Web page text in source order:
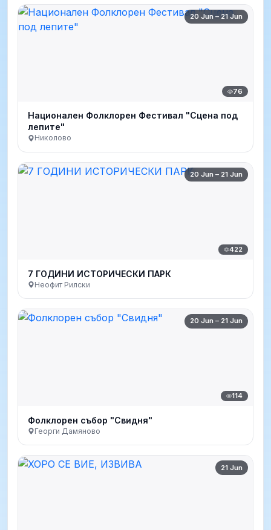
20 Jun – 21 Jun
76
Национален Фолклорен Фестивал "Сцена под
лепите"
Николово
20 Jun – 21 Jun
422
7 ГОДИНИ ИСТОРИЧЕСКИ ПАРК
Неофит Рилски
20 Jun – 21 Jun
114
Фолклорен събор "Свидня"
Георги Дамяново
21 Jun